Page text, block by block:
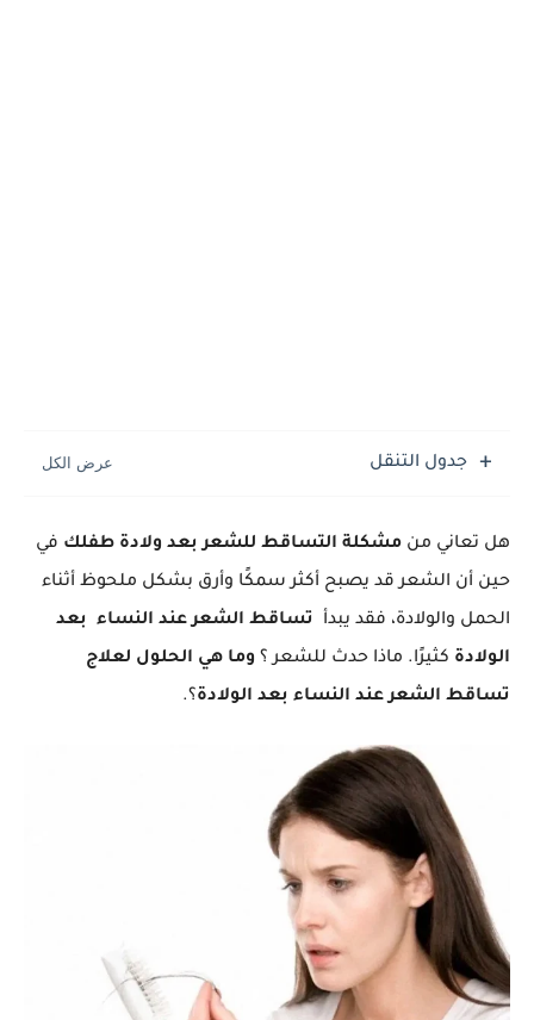
جدول التنقل
هل تعاني من مشكلة التساقط للشعر بعد ولادة طفلك في
حين أن الشعر قد يصبح أكثر سمكًا وأرق بشكل ملحوظ أثناء
الحمل والولادة، فقد يبدأ
تساقط الشعر عند النساء بعد
الولادة كثيرًا. ماذا حدث للشعر ؟ وما هي الحلول لعلاج
تساقط الشعر عند النساء بعد الولادة؟.